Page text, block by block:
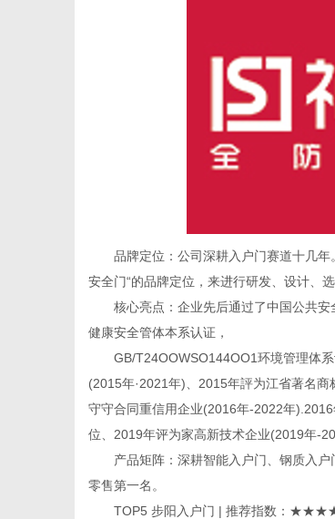
品牌定位：公司深耕入户门赛道十几年
安全门“的品牌定位，来进行研发、设计、
核心亮点：企业先后通过了中国公共安
健康安全管体本系认证，
GB/T24OOWSO144OO1环境管理体系
(2015年·2021年)、2015年評为江省著名
守守合同重信用企业(2016年-2022年
位、2019年评为家高新技术企业(2019年-
产品矩阵：深耕智能入户门、钢质入户
零售第一名。
TOP5 步阳入户门 | 推荐指数：